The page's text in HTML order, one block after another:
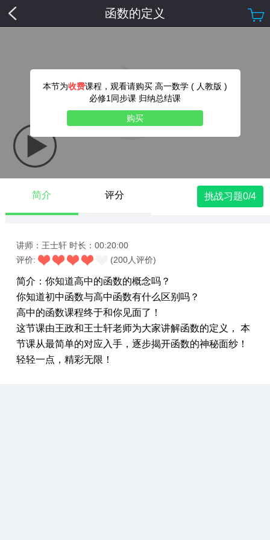
函数的定义
本节为收费课程，观看请购买 高一数学 ( 人教版 )
必修1同步课 归纳总结课
购买
简介 评分 挑战习题0/4
讲师：王士轩 时长：00:20:00
评价:
(200人评价)
简介：你知道高中的函数的概念吗？
你知道初中函数与高中函数有什么区别吗？
高中的函数课程终于和你见面了！
这节课由王政和王士轩老师为大家讲解函数的定义， 本
节课从最简单的对应入手，逐步揭开函数的神秘面纱！
轻轻一点，精彩无限！